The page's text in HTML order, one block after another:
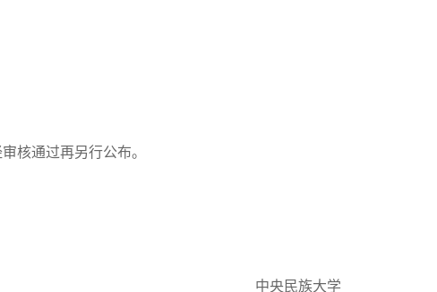
核通过再另行公布。
中央民族大学